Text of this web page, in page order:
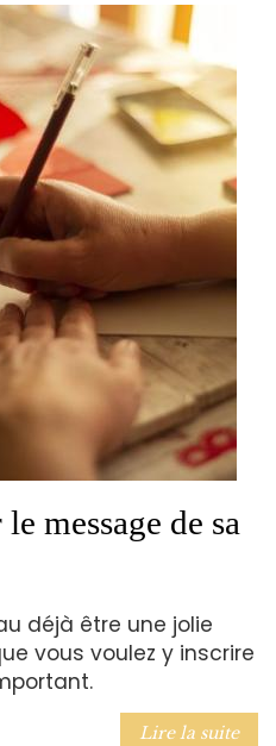
message de sa
déjà être une jolie
vous voulez y inscrire
Lire la suite